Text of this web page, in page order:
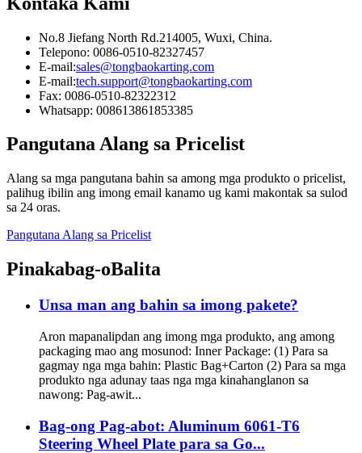
No.8 Jiefang North Rd.214005, Wuxi, China.
Telepono: 0086-0510-82327457
E-mail:sales@tongbaokarting.com
E-mail:tech.support@tongbaokarting.com
Fax: 0086-0510-82322312
Whatsapp: 008613861853385
Pangutana Alang sa Pricelist
Alang sa mga pangutana bahin sa among mga produkto o pricelist,
palihug ibilin ang imong email kanamo ug kami makontak sa sulod
sa 24 oras.
Pangutana Alang sa Pricelist
Pinakabag-oBalita
Unsa man ang bahin sa imong pakete?
Aron mapanalipdan ang imong mga produkto, ang among
packaging mao ang mosunod: Inner Package: (1) Para sa
gagmay nga mga bahin: Plastic Bag+Carton (2) Para sa mga
produkto nga adunay taas nga mga kinahanglanon sa
nawong: Pag-awit...
Bag-ong Pag-abot: Aluminum 6061-T6
Steering Wheel Plate para sa Go...